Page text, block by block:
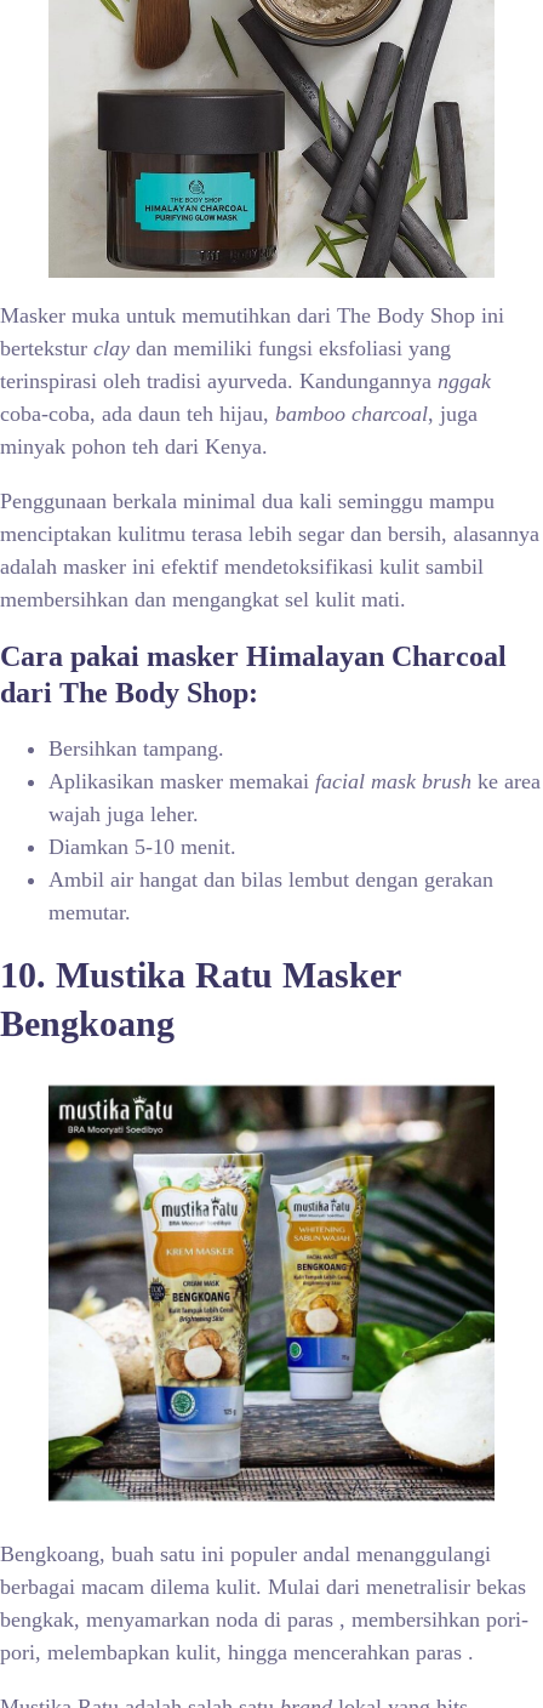
Masker muka untuk memutihkan dari The Body Shop ini
bertekstur clay dan memiliki fungsi eksfoliasi yang
terinspirasi oleh tradisi ayurveda. Kandungannya nggak
coba-coba, ada daun teh hijau, bamboo charcoal, juga
minyak pohon teh dari Kenya.
Penggunaan berkala minimal dua kali seminggu mampu
menciptakan kulitmu terasa lebih segar dan bersih, alasannya
adalah masker ini efektif mendetoksifikasi kulit sambil
membersihkan dan mengangkat sel kulit mati.
Cara pakai masker Himalayan Charcoal
dari The Body Shop:
Bersihkan tampang.
Aplikasikan masker memakai facial mask brush ke area
wajah juga leher.
Diamkan 5-10 menit.
Ambil air hangat dan bilas lembut dengan gerakan
memutar.
10. Mustika Ratu Masker
Bengkoang
Bengkoang, buah satu ini populer andal menanggulangi
berbagai macam dilema kulit. Mulai dari menetralisir bekas
bengkak, menyamarkan noda di paras , membersihkan pori-
pori, melembapkan kulit, hingga mencerahkan paras .